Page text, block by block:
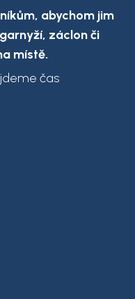
abychom jim
záclon či
místě.
čas